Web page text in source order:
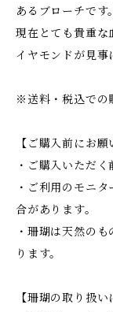
あるブローチです。
現在とても貴重な
イヤモンドが見事
※送料・税込での
【ご購入前にお願
・ご購入いただ
・ご利用のモニ
合があります。
・珊瑚は天然の
ります。
【珊瑚の取り扱い